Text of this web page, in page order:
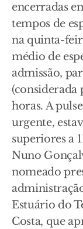
encerradas
tempos de
na quinta-
médio de
admissão,
(considerada
horas. A
urgente,
superiores a
Nuno
nomeado
Estuário do
Costa, que